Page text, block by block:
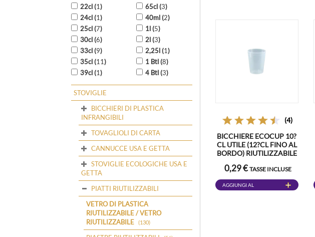
22cl (1)
24cl (1)
25cl (7)
30cl (6)
33cl (9)
35cl (11)
39cl (1)
65cl (3)
40ml (2)
1l (5)
2l (3)
2,25l (1)
1 Btl (8)
4 Btl (3)
STOVIGLIE
BICCHIERI DI PLASTICA
INFRANGIBILI
TOVAGLIOLI DI CARTA
CANNUCCE USA E GETTA
STOVIGLIE ECOLOGICHE USA E
GETTA
PIATTI RIUTILIZZABILI
VETRO DI PLASTICA
RIUTILIZZABILE / VETRO
RIUTILIZZABILE
(130)
(4)
BICCHIERE ECOCUP 10?
CL UTILE (12?CL FINO AL
BORDO) RIUTILIZZABILE
DEGUSTAZIONE, SHOT
0,29 €TASSE INCLUSE
AGGIUNGI AL